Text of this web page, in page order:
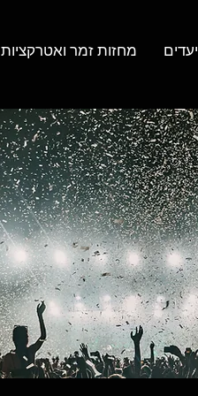
יעדים מחזות זמר ואטרקציות